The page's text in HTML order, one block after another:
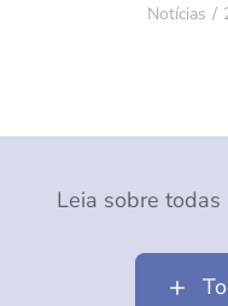
Notícias
Leia sobre todas